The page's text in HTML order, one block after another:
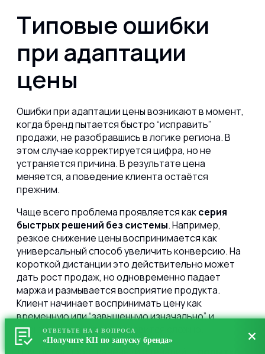
Типовые ошибки
при адаптации
цены
Ошибки при адаптации цены возникают в момент,
когда бренд пытается быстро “исправить”
продажи, не разобравшись в логике региона. В
этом случае корректируется цифра, но не
устраняется причина. В результате цена
меняется, а поведение клиента остаётся
прежним.
Чаще всего проблема проявляется каксерия
быстрых решений без системы. Например,
резкое снижение цены воспринимается как
универсальный способ увеличить конверсию. На
короткой дистанции это действительно может
дать рост продаж, но одновременно падает
маржа и размывается восприятие продукта.
Клиент начинает воспринимать цену как
временную или “завышенную изначально”, и
вернуть её обратно становится сложно.
ОТВЕТЬТЕ НА 4 ВОПРОСА
«Получите КП по запуску бренда»